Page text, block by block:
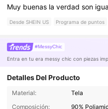
Muy buenas laverdadson
Desde SHEIN US Programa de puntos
#MessyChic
Entra en tu era messy chic con piezas
Detalles Del Producto
Material:
Tela
Composición:
90%